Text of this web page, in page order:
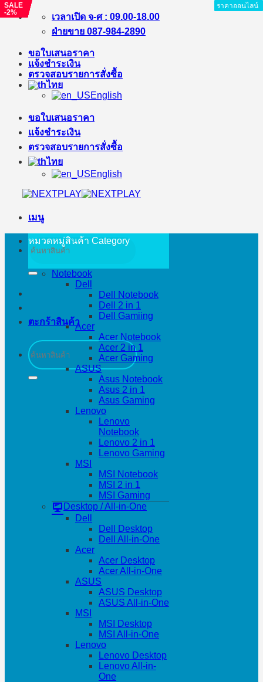
ข้าม
เนื้อหา
เวลาเปิด จ-ศ : 09.00-18.00
ฝ่ายขาย 087-984-2890
ขอใบเสนอราคา
แจ้งชำระเงิน
ตรวจสอบรายการสั่งซื้อ
ไทย
English
ขอใบเสนอราคา
แจ้งชำระเงิน
ตรวจสอบรายการสั่งซื้อ
ไทย
English
เมนู
ค้นหา:
ตะกร้าสินค้า
ค้นหา:
หมวดหมู่สินค้า Category
Notebook
Dell
Dell Notebook
Dell 2 in 1
Dell Gamiing
Acer
Acer Notebook
Acer 2 in 1
Acer Gaming
ASUS
Asus Notebook
Asus 2 in 1
Asus Gaming
Lenovo
Lenovo
Notebook
Lenovo 2 in 1
Lenovo Gaming
MSI
MSI Notebook
MSI 2 in 1
MSI Gaming
Desktop / All-in-One
Dell
Dell Desktop
Dell All-in-One
Acer
Acer Desktop
Acer All-in-One
ASUS
ASUS Desktop
ASUS All-in-One
MSI
MSI Desktop
MSI All-in-One
Lenovo
Lenovo Desktop
Lenovo All-in-
One
ราคาออนไลน์
SALE
-2%
ราคาออนไลน์
ราคาออนไลน์
ราคาออนไลน์
ราคาออนไลน์
SALE
-3%
ราคาออนไลน์
SALE
-4%
ราคาออนไลน์
SALE
-3%
ราคาออนไลน์
SALE
-5%
ราคาออนไลน์
SALE
-7%